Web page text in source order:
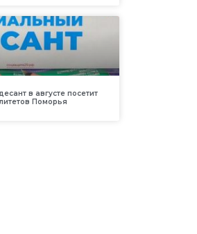
в августе посетит
Поморья